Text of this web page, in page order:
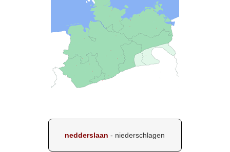
nedderslaan - niederschlagen